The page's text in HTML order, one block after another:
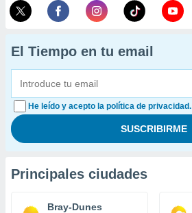
El Tiempo en tu email
He leído y acepto la política de privacidad.
Principales ciudades
Bray-Dunes